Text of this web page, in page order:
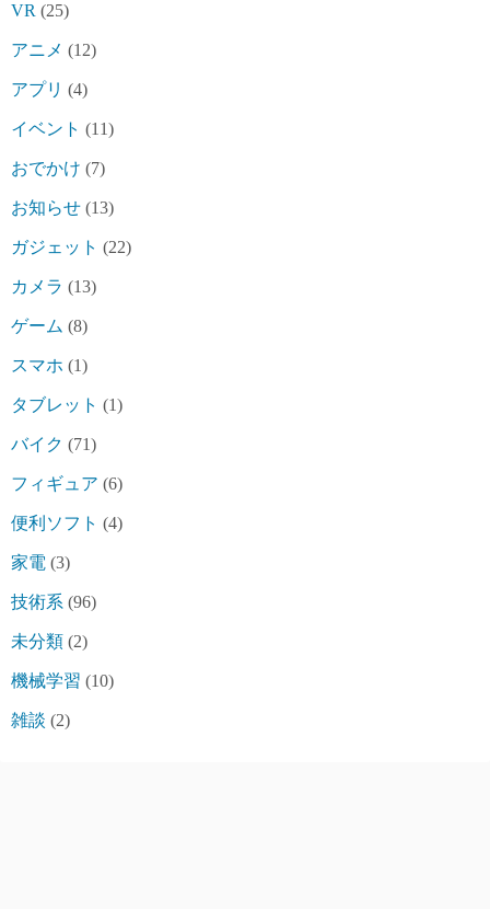
VR (25)
アニメ (12)
アプリ (4)
イベント (11)
おでかけ (7)
お知らせ (13)
ガジェット (22)
カメラ (13)
ゲーム (8)
スマホ (1)
タブレット (1)
バイク (71)
フィギュア (6)
便利ソフト (4)
家電 (3)
技術系 (96)
未分類 (2)
機械学習 (10)
雑談 (2)